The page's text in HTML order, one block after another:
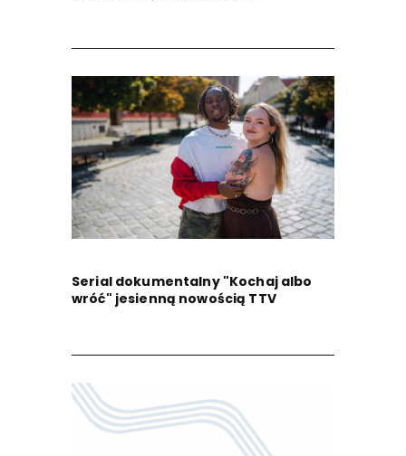
Serial dokumentalny "Kochaj albo
wróć" jesienną nowością TTV